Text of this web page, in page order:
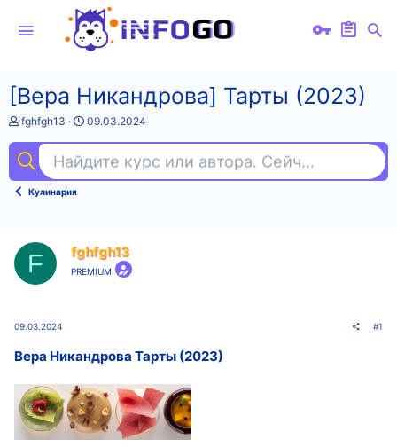
[Вера Никандрова] Тарты (2023)
А
т
о
т
fghfgh13
Д
а
н
а
09.03.2024
Найдите курс или автора. Сейчас ищут
Кулинария
F fghfgh13
PREMIUM
09.03.2024 #1
Вера Никандрова Тарты (2023)